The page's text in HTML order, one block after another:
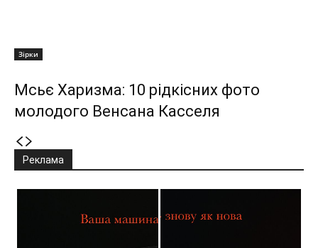
Зірки
Мсьє Харизма: 10 рідкісних фото
молодого Венсана Касселя
Реклама